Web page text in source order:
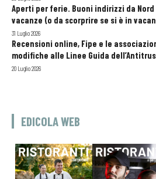
Aperti per ferie. Buoni indirizzi da Nord
vacanze (o da scorprire se si è in
31 Luglio 2026
Recensioni online, Fipe e le
modifiche alle Linee Guida
20 Luglio 2026
EDICOLA WEB